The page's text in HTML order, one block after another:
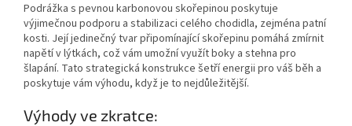
Podrážka s pevnou karbonovou skořepinou poskytuje
výjimečnou podporu a stabilizaci celého chodidla, zejména patní
kosti. Její jedinečný tvar připomínající skořepinu pomáhá zmírnit
napětí v lýtkách, což vám umožní využít boky a stehna pro
šlapání. Tato strategická konstrukce šetří energii pro váš běh a
poskytuje vám výhodu, když je to nejdůležitější.
Výhody ve zkratce: